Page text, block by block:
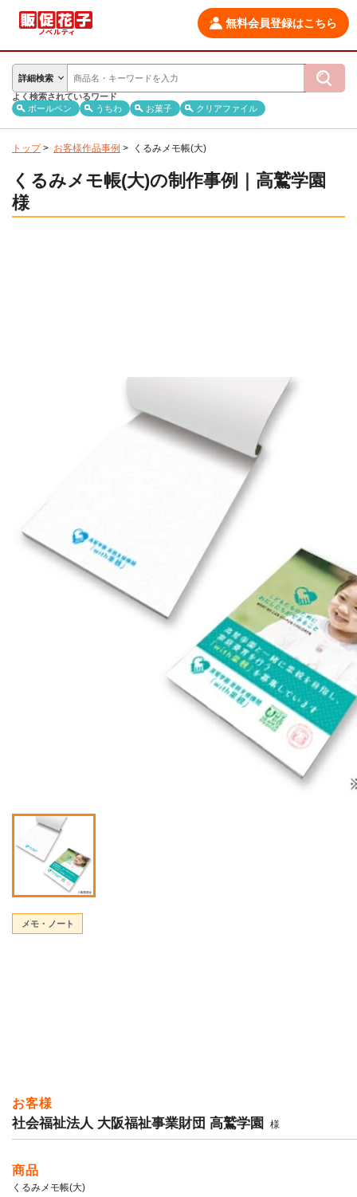
無料会員登録はこちら
詳細検索
よく検索されているワード
ボールペン
うちわ お菓子 クリアファイル
トップ> お客様作品事例 > くるみメモ帳(大)
くるみメモ帳(大)の制作事例｜高鷲学園
様
メモ・ノート
お客様
社会福祉法人 大阪福祉事業財団 高鷲学園 様
商品
くるみメモ帳(大)